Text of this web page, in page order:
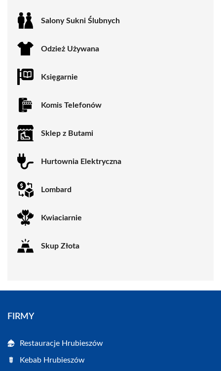
Salony Sukni Ślubnych
Odzież Używana
Księgarnie
Komis Telefonów
Sklep z Butami
Hurtownia Elektryczna
Lombard
Kwiaciarnie
Skup Złota
FIRMY
Restauracje Hrubieszów
Kebab Hrubieszów